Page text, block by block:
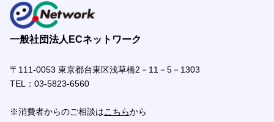
一般社団法人ECネットワーク
〒111-0053 東京都台東区浅草橋2－11－5－1303
TEL： 03-5823-6560
※消費者からのご相談はこちらから